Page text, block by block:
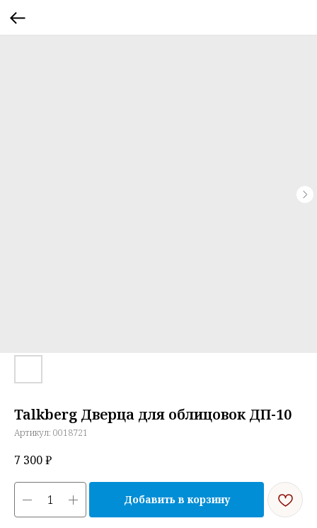
Talkberg Дверца для облицовок ДП-10
Артикул: 0018721
7 300₽
Добавить в корзину